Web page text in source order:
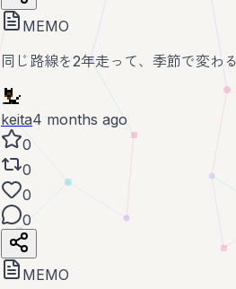
MEMO
同じ路線を2年走って、季節で変わ
keita4 months ago
0
0
0
0
MEMO